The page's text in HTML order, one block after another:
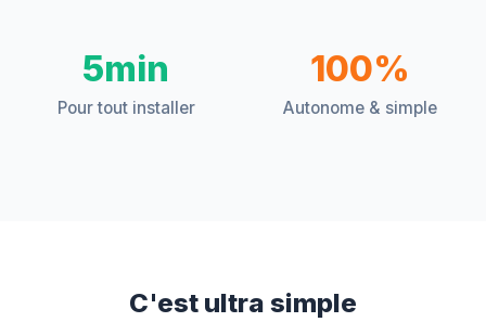
5min
Pour tout installer
100%
Autonome & simple
C'est ultra simple